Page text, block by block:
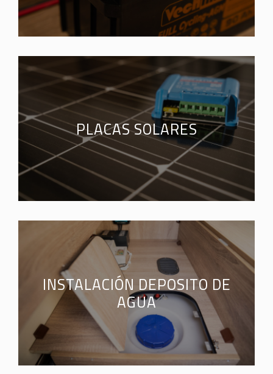
PLACAS SOLARES
INSTALACIÓN DEPOSITO DE
AGUA